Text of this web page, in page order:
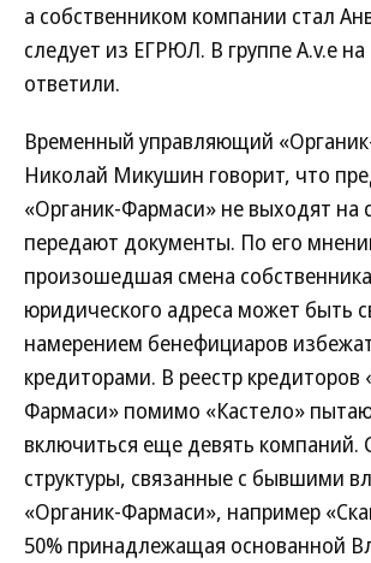
а собственником компании стал
следует из ЕГРЮЛ. В группе A.v.e на
ответили.
Временный управляющий
Николай Микушин говорит, что
«Органик-Фармаси» не выходят на
передают документы. По его
произошедшая смена
юридического адреса может быть
намерением бенефициаров
кредиторами. В реестр кредиторов
Фармаси» помимо «Кастело»
включиться еще девять
структуры, связанные с бывшими
«Органик-Фармаси», например
50% принадлежащая основанной